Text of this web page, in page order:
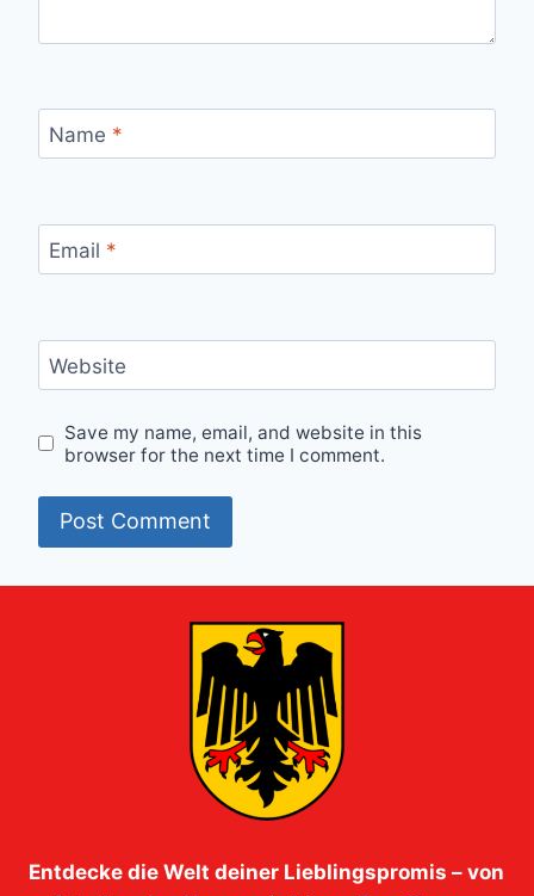
Name *
Email *
Website
Save my name, email, and website in this
browser for the next time I comment.
Entdecke die Welt deiner Lieblingspromis – von